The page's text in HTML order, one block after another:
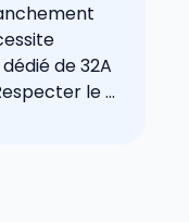
de 32A
le ...